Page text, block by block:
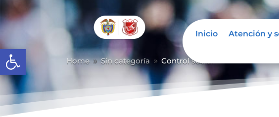
Abrir barra de herramientas
Inicio Atención y
Home 9 Sin categoría 9 Control social